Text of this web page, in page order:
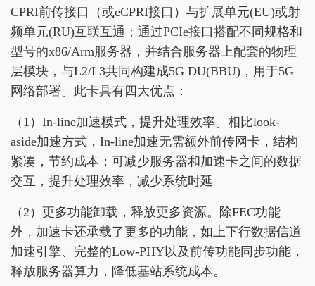
CPRI前传接口（或eCPRI接口）与扩展单元(EU)或射
频单元(RU)互联互通；通过PCIe接口搭配不同规格和
型号的x86/Arm服务器，并结合服务器上配套的物理
层模块，与L2/L3共同构建成5G DU(BBU)，用于5G
网络部署。此卡具有四大优点：
（1）In-line加速模式，提升处理效率。相比look-
aside加速方式，In-line加速无需额外前传网卡，结构
紧凑，节约成本；可减少服务器和加速卡之间的数据
交互，提升处理效率，减少系统时延
（2）更多功能卸载，释放更多资源。除FEC功能
外，加速卡还承载了更多的功能，如上下行数据信道
加速引擎、完整的Low-PHY以及前传功能同步功能，
释放服务器算力，降低基站系统成本。